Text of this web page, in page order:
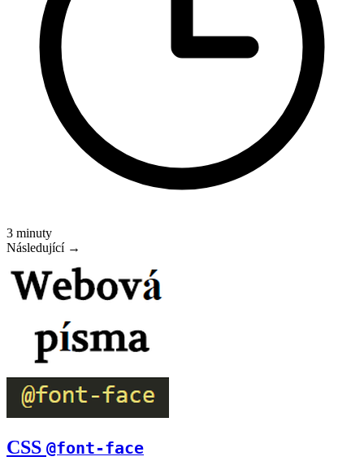
3 minuty
Následující →
CSS @font-face